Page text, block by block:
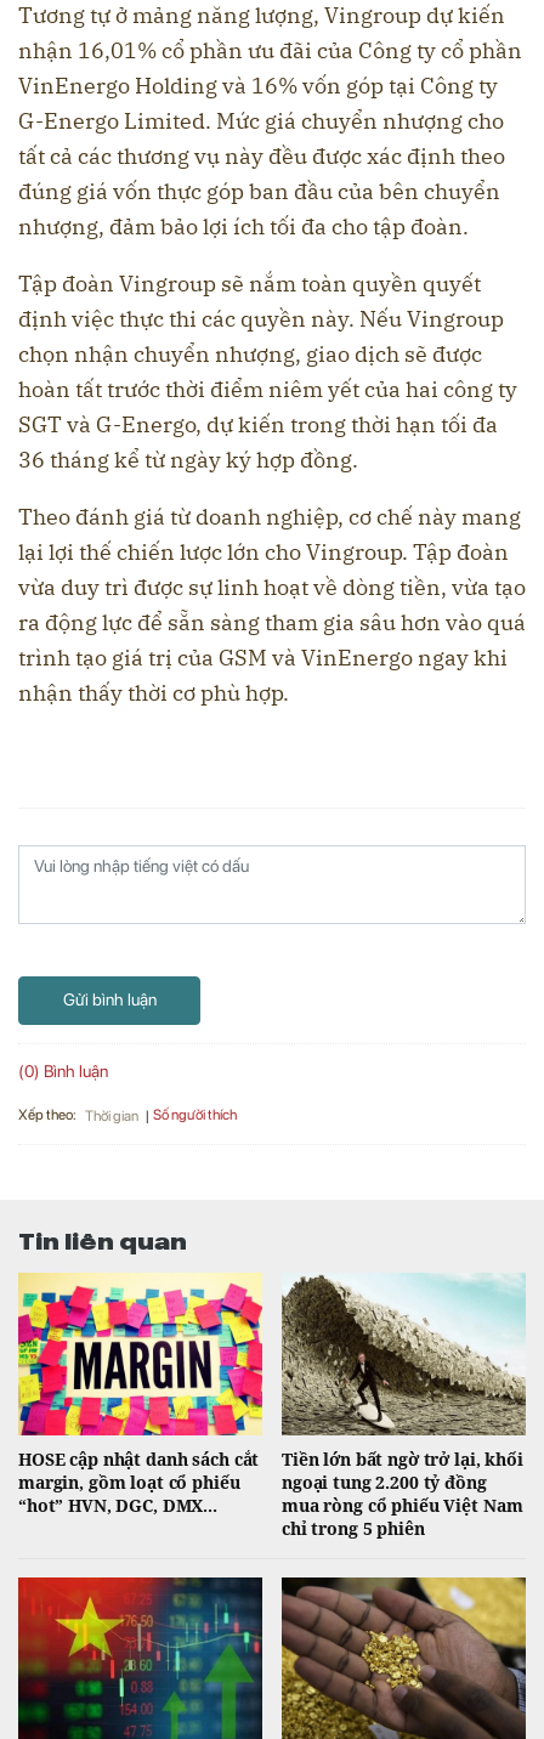
Tương tự ở mảng năng lượng, Vingroup dự kiến
nhận 16,01% cổ phần ưu đãi của Công ty cổ phần
VinEnergo Holding và 16% vốn góp tại Công ty
G-Energo Limited. Mức giá chuyển nhượng cho
tất cả các thương vụ này đều được xác định theo
đúng giá vốn thực góp ban đầu của bên chuyển
nhượng, đảm bảo lợi ích tối đa cho tập đoàn.
Tập đoàn Vingroup sẽ nắm toàn quyền quyết
định việc thực thi các quyền này. Nếu Vingroup
chọn nhận chuyển nhượng, giao dịch sẽ được
hoàn tất trước thời điểm niêm yết của hai công ty
SGT và G-Energo, dự kiến trong thời hạn tối đa
36 tháng kể từ ngày ký hợp đồng.
Theo đánh giá từ doanh nghiệp, cơ chế này mang
lại lợi thế chiến lược lớn cho Vingroup. Tập đoàn
vừa duy trì được sự linh hoạt về dòng tiền, vừa tạo
ra động lực để sẵn sàng tham gia sâu hơn vào quá
trình tạo giá trị của GSM và VinEnergo ngay khi
nhận thấy thời cơ phù hợp.
Gửi bình luận
(0) Bình luận
Xếp theo: Thời gian Số người thích
Tin liên quan
HOSE cập nhật danh sách cắt
margin, gồm loạt cổ phiếu
“hot” HVN, DGC, DMX...
Tiền lớn bất ngờ trở lại, khối
ngoại tung 2.200 tỷ đồng
mua ròng cổ phiếu Việt Nam
chỉ trong 5 phiên